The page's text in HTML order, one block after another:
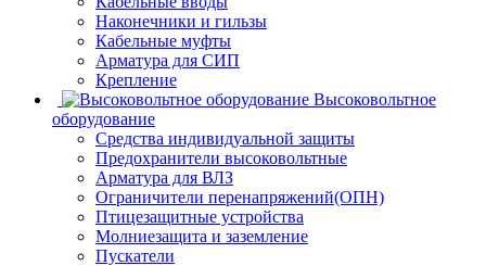
Наконечники и гильзы
Кабельные муфты
Арматура для СИП
Крепление
Высоковольтное
оборудование
Средства индивидуальной защиты
Предохранители высоковольтные
Арматура для ВЛЗ
Ограничители перенапряжений(ОПН)
Птицезащитные устройства
Молниезащита и заземление
Пускатели